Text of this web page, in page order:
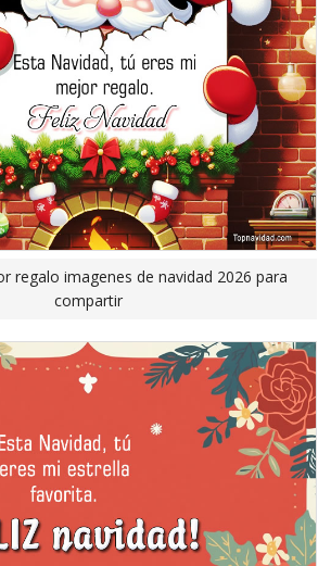
regalo imagenes de navidad 2026 para
compartir